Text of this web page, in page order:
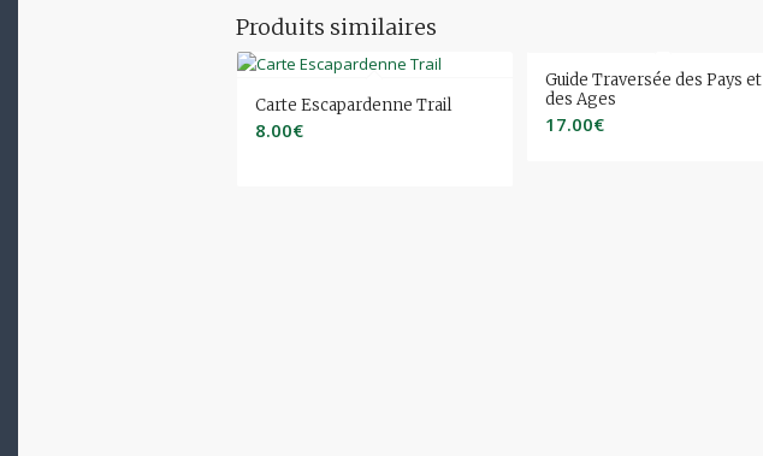
Produits similaires
Carte Escapardenne Trail
8.00€
Guide Traversée des Pays et
des Ages
17.00€